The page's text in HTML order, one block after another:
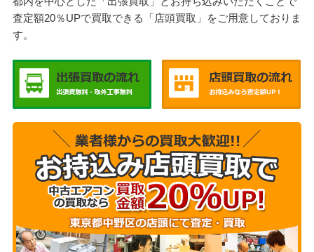
査定額20％UPで買取できる「店頭買取」をご用意しておりま
す。